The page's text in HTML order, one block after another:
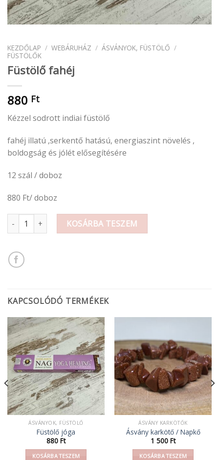
KEZDŐLAP / WEBÁRUHÁZ / ÁSVÁNYOK, FÜSTÖLŐ /
FÜSTÖLŐK
Füstölő fahéj
880 Ft
Kézzel sodrott indiai füstölő
fahéj illatú ,serkentő hatású, energiaszint növelés ,
boldogság és jólét elősegítésére
12 szál / doboz
880 Ft/ doboz
Füstölő fahéj mennyiségKOSÁRBA TESZEM
KAPCSOLÓDÓ TERMÉKEK
ÁSVÁNYOK, FÜSTÖLŐ
Füstölő jóga
880 Ft
KOSÁRBA TESZEM
ÁSVÁNY KARKÖTŐK
Ásvány karkötő / Napkő
1 500 Ft
KOSÁRBA TESZEM